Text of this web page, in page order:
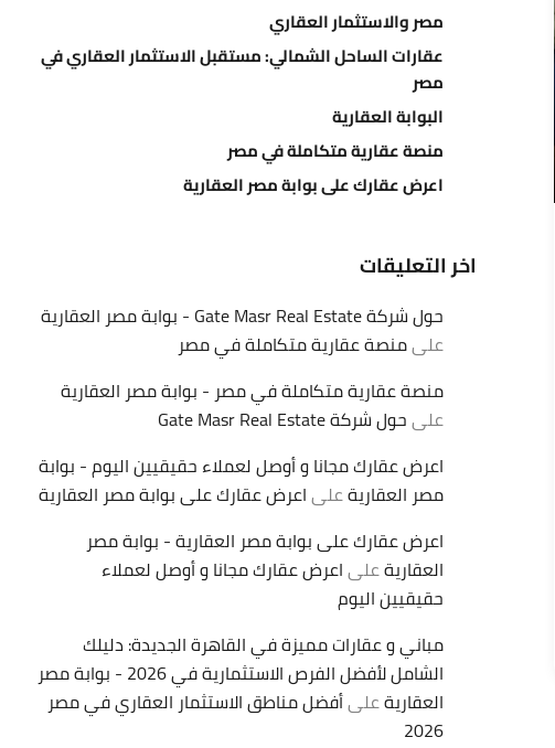
مصر والاستثمار العقاري
عقارات الساحل الشمالي: مستقبل الاستثمار العقاري في
مصر
البوابة العقارية
منصة عقارية متكاملة في مصر
اعرض عقارك على بوابة مصر العقارية
اخر التعليقات
حول شركة Gate Masr Real Estate - بوابة مصر العقارية
علىمنصة عقارية متكاملة في مصر
منصة عقارية متكاملة في مصر - بوابة مصر العقارية
علىحول شركة Gate Masr Real Estate
اعرض عقارك مجانا و أوصل لعملاء حقيقيين اليوم - بوابة
مصر العقاريةعلىاعرض عقارك على بوابة مصر العقارية
اعرض عقارك على بوابة مصر العقارية - بوابة مصر
العقاريةعلىاعرض عقارك مجانا و أوصل لعملاء
حقيقيين اليوم
مباني و عقارات مميزة في القاهرة الجديدة: دليلك
الشامل لأفضل الفرص الاستثمارية في 2026 - بوابة مصر
العقاريةعلىأفضل مناطق الاستثمار العقاري في مصر
2026